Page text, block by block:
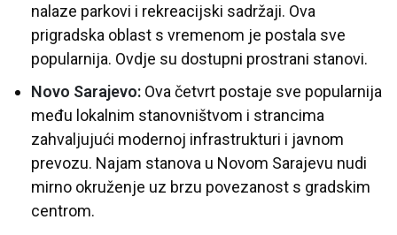
nalaze parkovi i rekreacijski sadržaji. Ova
prigradska oblast s vremenom je postala sve
popularnija. Ovdje su dostupni prostrani stanovi.
Novo Sarajevo: Ova četvrt postaje sve popularnija
među lokalnim stanovništvom i strancima
zahvaljujući modernoj infrastrukturi i javnom
prevozu. Najam stanova u Novom Sarajevu nudi
mirno okruženje uz brzu povezanost s gradskim
centrom.